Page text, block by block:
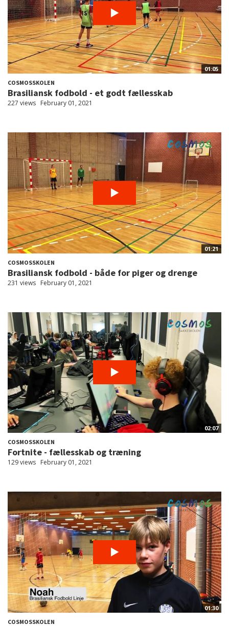
01:05
COSMOSSKOLEN
Brasiliansk fodbold - et godt fællesskab
227 views February 01, 2021
01:21
COSMOSSKOLEN
Brasiliansk fodbold - både for piger og drenge
231 views February 01, 2021
02:07
COSMOSSKOLEN
Fortnite - fællesskab og træning
129 views February 01, 2021
01:30
COSMOSSKOLEN